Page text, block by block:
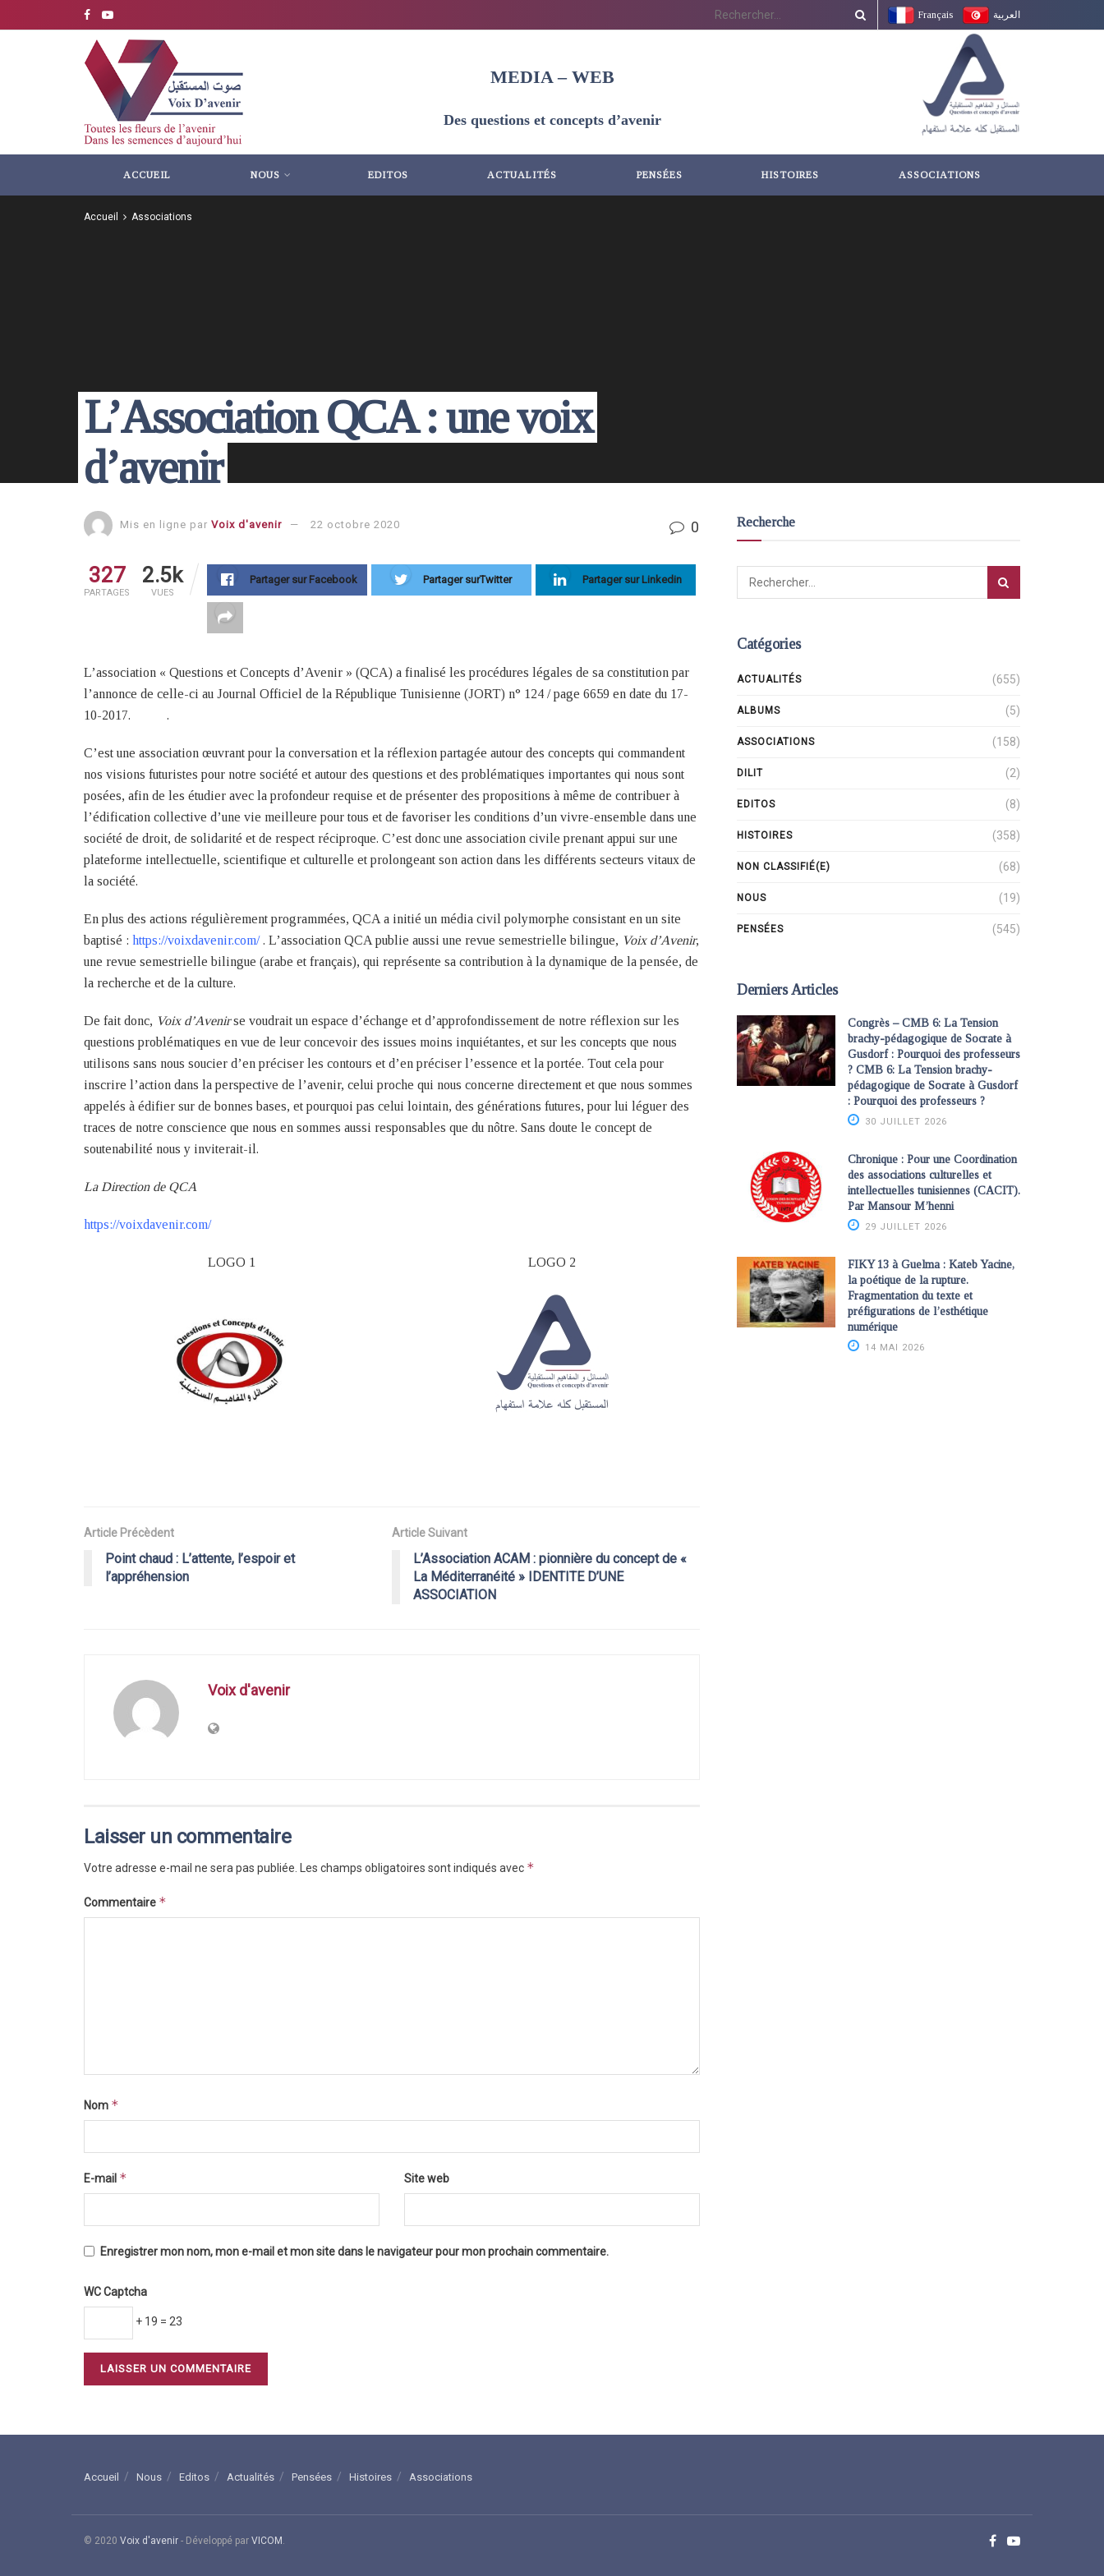
Français العربية
MEDIA – WEB
Des questions et concepts d’avenir
ACCUEIL NOUS EDITOS ACTUALITÉS PENSÉES HISTOIRES ASSOCIATIONS
Accueil Associations
L’Association QCA : une voix
d’avenir
Mis en ligne par Voix d'avenir 22 octobre 2020 0
327
PARTAGES
2.5k
VUES
Partager sur Facebook Partager surTwitter Partager sur Linkedin
L’association « Questions et Concepts d’Avenir » (QCA) a finalisé les procédures légales de sa constitution par
l’annonce de celle-ci au Journal Officiel de la République Tunisienne (JORT) n° 124 / page 6659 en date du 17-
10-2017. .
C’est une association œuvrant pour la conversation et la réflexion partagée autour des concepts qui commandent
nos visions futuristes pour notre société et autour des questions et des problématiques importantes qui nous sont
posées, afin de les étudier avec la profondeur requise et de présenter des propositions à même de contribuer à
l’édification collective d’une vie meilleure pour tous et de favoriser les conditions d’un vivre-ensemble dans une
société de droit, de solidarité et de respect réciproque. C’est donc une association civile prenant appui sur une
plateforme intellectuelle, scientifique et culturelle et prolongeant son action dans les différents secteurs vitaux de
la société.
En plus des actions régulièrement programmées, QCA a initié un média civil polymorphe consistant en un site
baptisé : https://voixdavenir.com/ . L’association QCA publie aussi une revue semestrielle bilingue, Voix d’Avenir,
une revue semestrielle bilingue (arabe et français), qui représente sa contribution à la dynamique de la pensée, de
la recherche et de la culture.
De fait donc, Voix d’Avenirse voudrait un espace d’échange et d’approfondissement de notre réflexion sur les
questions problématiques en vue de leur concevoir des issues moins inquiétantes, et sur les concepts que nous
utilisons sans nous soucier d’en préciser les contours et d’en préciser l’essence et la portée. Tout cela pour
inscrire l’action dans la perspective de l’avenir, celui proche qui nous concerne directement et que nous sommes
appelés à édifier sur de bonnes bases, et pourquoi pas celui lointain, des générations futures, pour lui léguer des
traces de notre conscience que nous en sommes aussi responsables que du nôtre. Sans doute le concept de
soutenabilité nous y inviterait-il.
La Direction de QCA
https://voixdavenir.com/
LOGO 1 LOGO 2
Article Précèdent
Point chaud : L’attente, l’espoir et
l’appréhension
Article Suivant
L’Association ACAM : pionnière du concept de «
La Méditerranéité » IDENTITE D’UNE
ASSOCIATION
Voix d'avenir
Laisser un commentaire
Votre adresse e-mail ne sera pas publiée. Les champs obligatoires sont indiqués avec *
Commentaire *
Nom *
E-mail * Site web
Enregistrer mon nom, mon e-mail et mon site dans le navigateur pour mon prochain commentaire.
WC Captcha
+ 19 = 23
Recherche
Catégories
ACTUALITÉS (655)
ALBUMS (5)
ASSOCIATIONS (158)
DILIT (2)
EDITOS (8)
HISTOIRES (358)
NON CLASSIFIÉ(E) (68)
NOUS (19)
PENSÉES (545)
Derniers Articles
Congrès – CMB 6: La Tension
brachy-pédagogique de Socrate à
Gusdorf : Pourquoi des professeurs
? CMB 6: La Tension brachy-
pédagogique de Socrate à Gusdorf
: Pourquoi des professeurs ?
30 JUILLET 2026
Chronique : Pour une Coordination
des associations culturelles et
intellectuelles tunisiennes (CACIT).
Par Mansour M’henni
29 JUILLET 2026
FIKY 13 à Guelma : Kateb Yacine,
la poétique de la rupture.
Fragmentation du texte et
préfigurations de l’esthétique
numérique
14 MAI 2026
Accueil Nous Editos Actualités Pensées Histoires Associations
© 2020 Voix d'avenir - Développé par VICOM